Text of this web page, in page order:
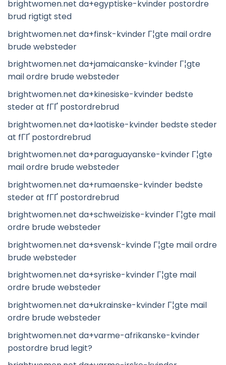
brightwomen.net da+egyptiske-kvinder postordre
brud rigtigt sted
brightwomen.net da+finsk-kvinder Г¦gte mail ordre
brude websteder
brightwomen.net da+jamaicanske-kvinder Г¦gte
mail ordre brude websteder
brightwomen.net da+kinesiske-kvinder bedste
steder at fГҐ postordrebrud
brightwomen.net da+laotiske-kvinder bedste steder
at fГҐ postordrebrud
brightwomen.net da+paraguayanske-kvinder Г¦gte
mail ordre brude websteder
brightwomen.net da+rumaenske-kvinder bedste
steder at fГҐ postordrebrud
brightwomen.net da+schweiziske-kvinder Г¦gte mail
ordre brude websteder
brightwomen.net da+svensk-kvinde Г¦gte mail ordre
brude websteder
brightwomen.net da+syriske-kvinder Г¦gte mail
ordre brude websteder
brightwomen.net da+ukrainske-kvinder Г¦gte mail
ordre brude websteder
brightwomen.net da+varme-afrikanske-kvinder
postordre brud legit?